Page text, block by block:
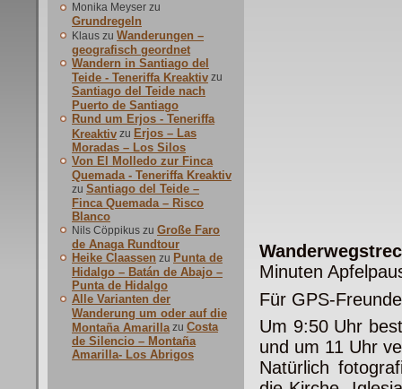
Monika Meyser zu
Grundregeln
Klaus zu Wanderungen –
geografisch geordnet
Wandern in Santiago del
Teide - Teneriffa Kreaktiv zu
Santiago del Teide nach
Puerto de Santiago
Rund um Erjos - Teneriffa
Kreaktiv zu Erjos – Las
Moradas – Los Silos
Von El Molledo zur Finca
Quemada - Teneriffa Kreaktiv
zu Santiago del Teide –
Finca Quemada – Risco
Blanco
Nils Cöppikus zu Große Faro
de Anaga Rundtour
Heike Claassen zu Punta de
Hidalgo – Batán de Abajo –
Punta de Hidalgo
Alle Varianten der
Wanderung um oder auf die
Montaña Amarilla zu Costa
de Silencio – Montaña
Amarilla- Los Abrigos
Minuten
Für GPS-
Um 9:50 Uhr
und um 11 Uhr
Natürlich